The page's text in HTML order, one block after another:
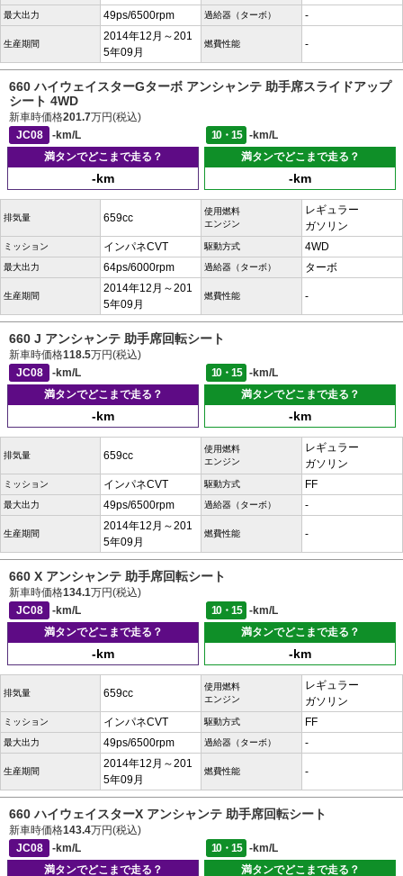
最大出力 49ps/6500rpm 過給器（ターボ） -
生産期間
2014年12月～201
5年09月
燃費性能 -
660 ハイウェイスターGターボ アンシャンテ 助手席スライドアップ
シート 4WD
新車時価格201.7万円(税込)
JC08
-km/L 10・15
-km/L
満タンでどこまで走る？
-km
満タンでどこまで走る？
-km
排気量 659cc
使用燃料
エンジン
レギュラー
ガソリン
ミッション インパネCVT 駆動方式 4WD
最大出力 64ps/6000rpm 過給器（ターボ） ターボ
生産期間
2014年12月～201
5年09月
燃費性能 -
660 J アンシャンテ 助手席回転シート
新車時価格118.5万円(税込)
JC08
-km/L 10・15
-km/L
満タンでどこまで走る？
-km
満タンでどこまで走る？
-km
排気量 659cc
使用燃料
エンジン
レギュラー
ガソリン
ミッション インパネCVT 駆動方式 FF
最大出力 49ps/6500rpm 過給器（ターボ） -
生産期間
2014年12月～201
5年09月
燃費性能 -
660 X アンシャンテ 助手席回転シート
新車時価格134.1万円(税込)
JC08
-km/L 10・15
-km/L
満タンでどこまで走る？
-km
満タンでどこまで走る？
-km
排気量 659cc
使用燃料
エンジン
レギュラー
ガソリン
ミッション インパネCVT 駆動方式 FF
最大出力 49ps/6500rpm 過給器（ターボ） -
生産期間
2014年12月～201
5年09月
燃費性能 -
660 ハイウェイスターX アンシャンテ 助手席回転シート
新車時価格143.4万円(税込)
JC08
-km/L 10・15
-km/L
満タンでどこまで走る？
満タンでどこまで走る？